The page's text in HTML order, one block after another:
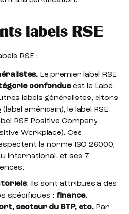
labels RSE
RSE :
Le premier label RSE
confondueest le Label
labels généralistes, citons
(label américain), le label RSE
RSE Positive Company
Workplace). Ces
la norme ISO 26000,
international, et ses 7
. Ils sont attribués à des
spécifiques : finance,
secteur du BTP, etc.Par